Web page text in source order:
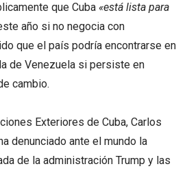
que Cuba «está lista para
año si no negocia con
que el país podría encontrarse en
de Venezuela si persiste en
cambio.
Exteriores de Cuba, Carlos
denunciado ante el mundo la
de la administración Trump y las